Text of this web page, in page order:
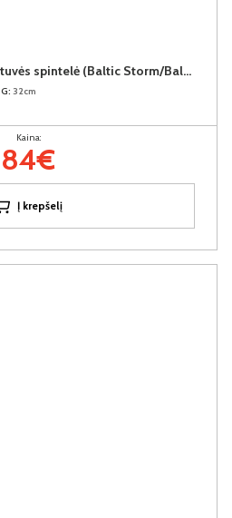
SORENTO G80(100) virtuvės spintelė (Baltic Storm/Baltic Storm)
G: 32cm
Kaina:
84€
Į krepšelį